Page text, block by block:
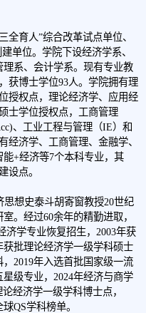
全育人”综合改革试点单位、
单位。学院下设经济学系、
系、会计学系。现有专业教
获博士学位93人。学院拥有理
授权点，理论经济学、应用经
士学位授权点，工商管理
、工业工程与管理（IE）和
经济学、工商管理、金融学、
+经济等7个本科专业，其
设点。
想史泰斗胡寄窗教授20世纪
。经过60余年的精勤进取，
济学专业恢复招生，2003年获
批理论经济学一级学科硕士
2019年入选首批国家级一流
级专业，2024年经济与商学
经济学一级学科博士点，
QS学科榜单。